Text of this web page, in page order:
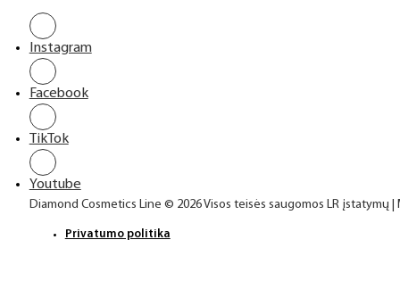
Instagram
Facebook
TikTok
Youtube
Diamond Cosmetics Line © 2026 Visos teisės saugomos LR įstatymų
Privatumo politika